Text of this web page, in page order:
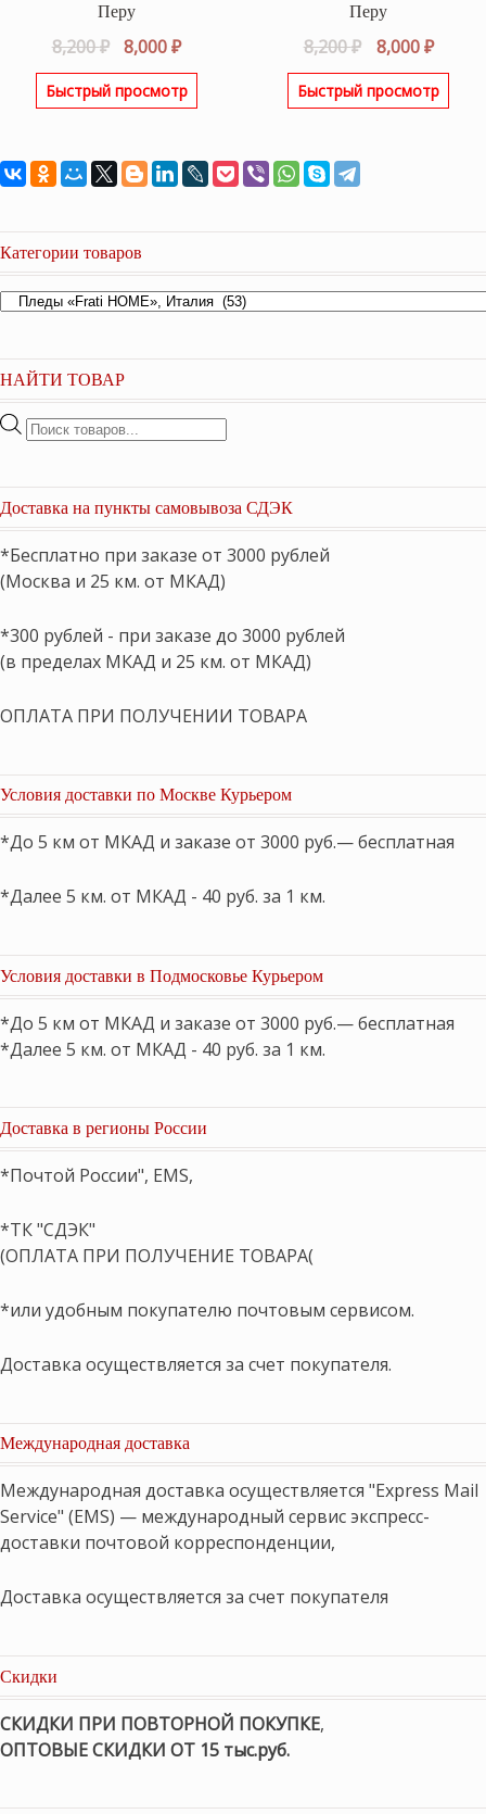
Перу
8,200₽
Первоначальная
цена
составляла
8,000₽Текущая
цена:
8,000 ₽.
Быстрый просмотр
Перу
8,200₽
цена
составляла
8,000₽
цена:
8,000
Быстрый просмотр
Категории товаров
НАЙТИ ТОВАР
Поиск
Доставка на пункты самовывоза СДЭК
*Бесплатно при заказе от 3000 рублей
(Москва и 25 км. от МКАД)
*300 рублей - при заказе до 3000 рублей
(в пределах МКАД и 25 км. от МКАД)
ОПЛАТА ПРИ ПОЛУЧЕНИИ ТОВАРА
Условия доставки по Москве Курьером
*До 5 км от МКАД и заказе от 3000 руб.— бесплатная
*Далее 5 км. от МКАД - 40 руб. за 1 км.
Условия доставки в Подмосковье Курьером
*До 5 км от МКАД и заказе от 3000 руб.— бесплатная
*Далее 5 км. от МКАД - 40 руб. за 1 км.
Доставка в регионы России
*Почтой России", EMS,
*ТК "СДЭК"
(ОПЛАТА ПРИ ПОЛУЧЕНИЕ ТОВАРА(
*или удобным покупателю почтовым сервисом.
Доставка осуществляется за счет покупателя.
Международная доставка
Международная доставка осуществляется "Express Mail
Service" (EMS) — международный сервис экспресс-
доставки почтовой корреспонденции,
Доставка осуществляется за счет покупателя
Скидки
СКИДКИ ПРИ ПОВТОРНОЙ ПОКУПКЕ,
ОПТОВЫЕ СКИДКИ ОТ 15 тыс.руб.